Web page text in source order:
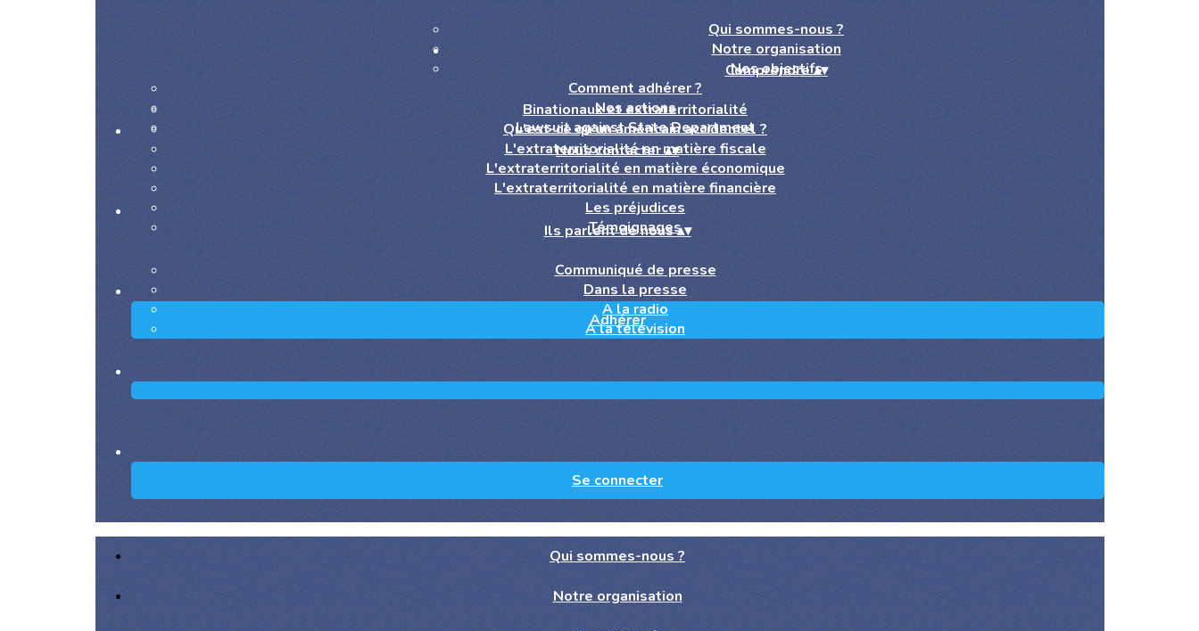
Qui sommes-nous ?
Notre organisation
Nos objectifs
Comment adhérer ?
Nos actions
Lawsuit against State Department
Comprendre▴▾
Binationaux et extraterritorialité
Qu'est-ce qu'un américain accidentel ?
L'extraterritorialité en matière fiscale
L'extraterritorialité en matière économique
L'extraterritorialité en matière financière
Les préjudices
Témoignages
Nous contacter▴▾
Ils parlent de nous▴▾
Communiqué de presse
Dans la presse
A la radio
A la télévision
Adhérer
Se connecter
Qui sommes-nous ?
Notre organisation